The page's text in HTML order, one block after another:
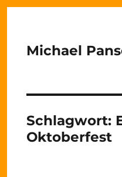
Michael
Schlagwort:
Oktoberfest